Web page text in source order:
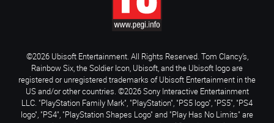
©2026 Ubisoft Entertainment. All Rights Reserved. Tom Clancy’s,
Rainbow Six, the Soldier Icon, Ubisoft, and the Ubisoft logo are
registered or unregistered trademarks of Ubisoft Entertainment in the
US and/or other countries. ©2026 Sony Interactive Entertainment
LLC. "PlayStation Family Mark", "PlayStation", "PS5 logo", "PS5", "PS4
logo", "PS4", "PlayStation Shapes Logo" and "Play Has No Limits" are